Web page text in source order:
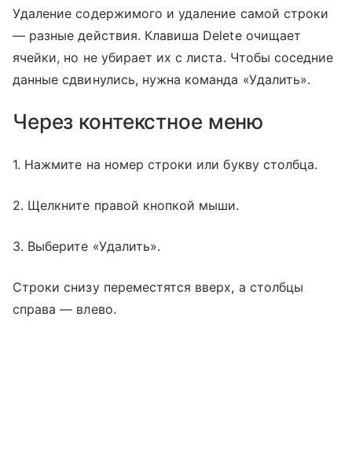
Удаление содержимого и удаление самой строки
— разные действия. Клавиша Delete очищает
ячейки, но не убирает их с листа. Чтобы соседние
данные сдвинулись, нужна команда «Удалить».
Через контекстное меню
1. Нажмите на номер строки или букву столбца.
2. Щелкните правой кнопкой мыши.
3. Выберите «Удалить».
Строки снизу переместятся вверх, а столбцы
справа — влево.